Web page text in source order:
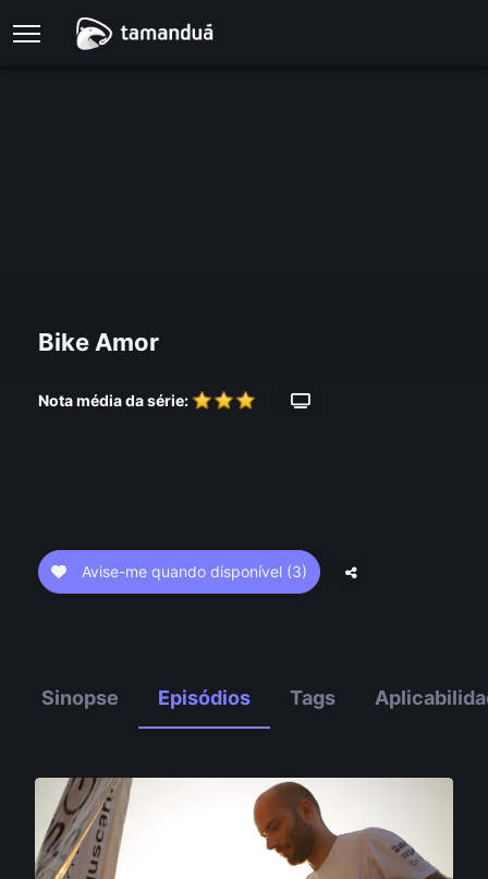
Bike Amor
Nota média da série:
Avise-me quando disponível (3)
Sinopse Episódios Tags